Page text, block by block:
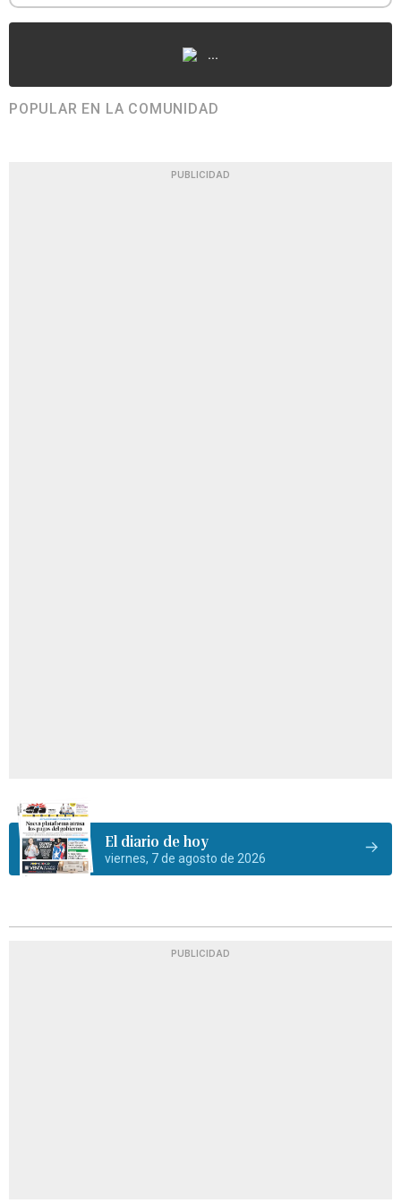
...
POPULAR EN LA COMUNIDAD
PUBLICIDAD
El diario de hoy
viernes, 7 de agosto de 2026
PUBLICIDAD